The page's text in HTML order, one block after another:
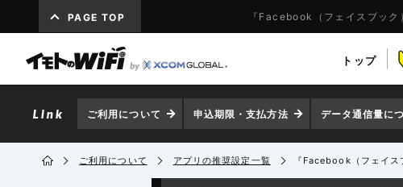
『Facebook（フェイスブッ
PAGE TOP
トップ
ご利用について 申込期限・支払方法 データ通信量に
ご利用について アプリの推奨設定一覧 『Facebook（フェイ